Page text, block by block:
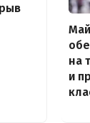
на
и